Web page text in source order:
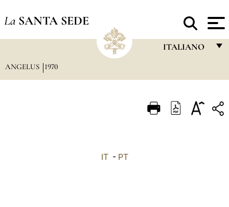
La SANTA SEDE
ITALIANO
ITALIANO
ANGELUS 1970
IT- PT